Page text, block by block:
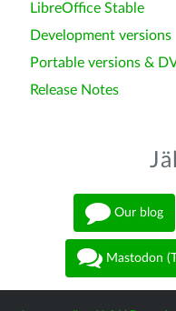
LibreOffice Stable
Development versions
Portable versions &
Release Notes
Our blog
Mastodon